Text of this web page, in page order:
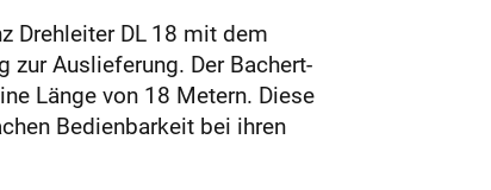
Drehleiter DL 18 mit dem
zur Auslieferung. Der Bachert-
Länge von 18 Metern. Diese
Bedienbarkeit bei ihren